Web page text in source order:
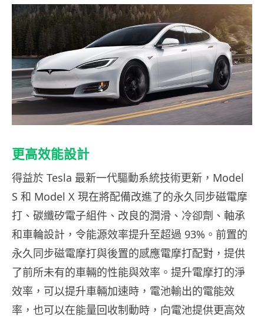
更高效能設計
得益於 Tesla 最新一代驅動系統技術更新，Model
S 和 Model X 現在將配備改進了的永久同步磁電摩
打、碳纖矽電子組件、改良的潤滑、冷卻劑、軸承
和車輪設計，令能源效率提升至超過 93%。前置的
永久同步磁電摩打與後置的感應電摩打配對，提供
了前所未有的車輛的性能與效率。提升電摩打的淨
效率，可以提升車輛加速時，電池輸出的電能效
率，也可以在能量回收制動時，向電池提供更高效